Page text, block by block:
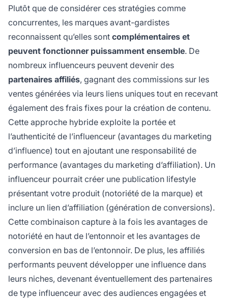
Plutôt que de considérer ces stratégies comme
concurrentes, les marques avant-gardistes
reconnaissent qu’elles sont complémentaires et
peuvent fonctionner puissamment ensemble. De
nombreux influenceurs peuvent devenir des
partenaires affiliés, gagnant des commissions sur les
ventes générées via leurs liens uniques tout en recevant
également des frais fixes pour la création de contenu.
Cette approche hybride exploite la portée et
l’authenticité de l’influenceur (avantages du marketing
d’influence) tout en ajoutant une responsabilité de
performance (avantages du marketing d’affiliation). Un
influenceur pourrait créer une publication lifestyle
présentant votre produit (notoriété de la marque) et
inclure un lien d’affiliation (génération de conversions).
Cette combinaison capture à la fois les avantages de
notoriété en haut de l’entonnoir et les avantages de
conversion en bas de l’entonnoir. De plus, les affiliés
performants peuvent développer une influence dans
leurs niches, devenant éventuellement des partenaires
de type influenceur avec des audiences engagées et